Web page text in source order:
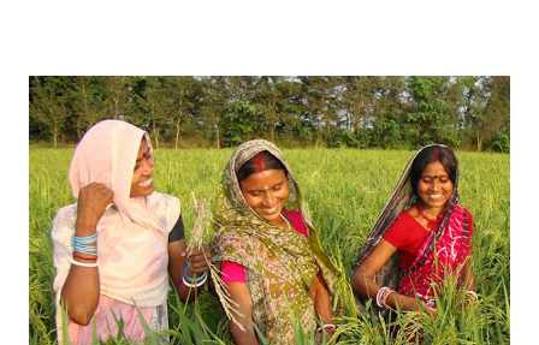
their agricultural products. In 2016, the Government
launched the idea for the flagship scheme of One nation,
one market. It is based on the progressive idea that all
Agricultural products can be sold at one price. It paves way
for the unified market without any jurisdiction. One nation,
one market will eventually integrate all the APMC’s in one
place. Benefits of One nation, one market:- Every farmer
has heard about this concept but knows very little about it.